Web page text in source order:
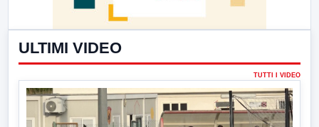
ULTIMI VIDEO
TUTTI I VIDEO